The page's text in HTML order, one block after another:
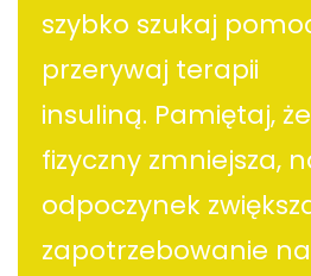
szybko szukaj
przerywaj terapii
insuliną. Pamiętaj, że
fizyczny zmniejsza,
odpoczynek
zapotrzebowanie